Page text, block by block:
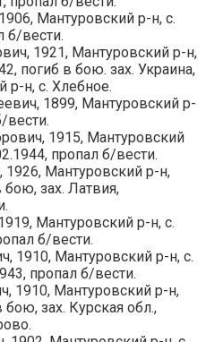
Мантуровский р-н, с.
б/вести.
1921, Мантуровский р-н,
погиб в бою. зах. Украина,
р-н, с. Хлебное.
1899, Мантуровский р-
вести.
1915, Мантуровский
пропал б/вести.
Мантуровский р-н,
бою, зах. Латвия,
Мантуровский р-н, с.
б/вести.
1910, Мантуровский р-н, с.
пропал б/вести.
1910, Мантуровский р-н,
зах. Курская обл.,